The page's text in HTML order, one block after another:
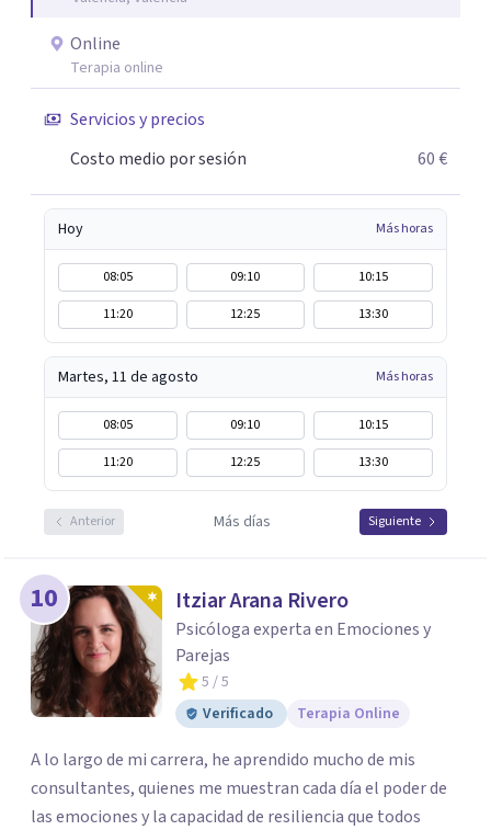
Online
Terapia online
Servicios y precios
Costo medio por sesión
60 €
Hoy Más horas
08:05 09:10
10:15
11:20
12:25 13:30
Martes, 11 de agosto Más horas
08:05 09:10
10:15
11:20
12:25 13:30
Anterior Más días Siguiente
10 Itziar Arana Rivero
Psicóloga experta en Emociones y
Parejas
5 / 5
Verificado
Terapia Online
A lo largo de mi carrera, he aprendido mucho de mis
consultantes, quienes me muestran cada día el poder de
las emociones y la capacidad de resiliencia que todos